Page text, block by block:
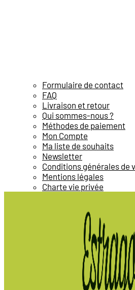
Formulaire de contact
FAQ
Livraison et retour
Qui sommes-nous ?
Méthodes de paiement
Mon Compte
Ma liste de souhaits
Newsletter
Conditions générales de
Mentions légales
Charte vie privée